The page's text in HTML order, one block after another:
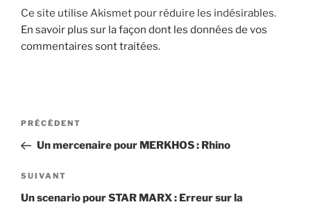
Ce site utilise Akismet pour réduire les indésirables.
En savoir plus sur la façon dont les données de vos
commentaires sont traitées.
Navigation
l’article
Article
précédent
PRÉCÉDENT
Un mercenaire pour MERKHOS : Rhino
Article
suivant
SUIVANT
Un scenario pour STAR MARX : Erreur sur la